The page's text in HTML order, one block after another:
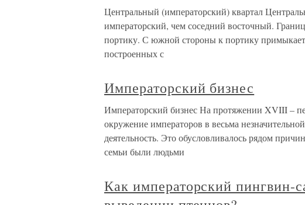
Центральный (императорский) квартал
императорский, чем соседний восточный.
портику. С южной стороны к портику
построенных с
Императорский бизнес
Императорский бизнес На протяжении XVIII –
окружение императоров в весьма
деятельность. Это обусловливалось рядом
семьи были людьми
Как императорский пингвин-